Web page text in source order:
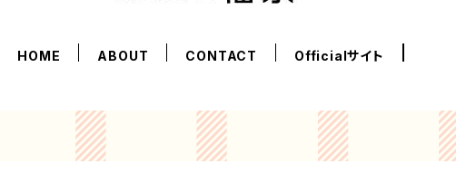
HOME ABOUT CONTACT Officialサイト